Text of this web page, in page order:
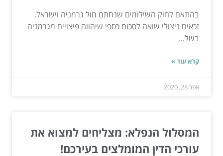
בהתאם לחוק השילומים שנחתם מול גרמניה וישראל,
זכאים ניצולי שואה לסכום כספי שיהווה פיצויים מגרמניה
בשל...
קרא עוד »
אפר 28, 2020
המסלול הנפלא: מצליחים למצוא את
עורכי הדין המומלצים בעירכם!